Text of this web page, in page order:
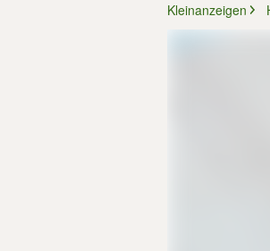
Kleinanzeigen